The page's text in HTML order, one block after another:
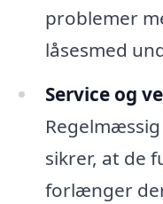
problemer
låsesmed
Service og
sikrer, at de
forlænger